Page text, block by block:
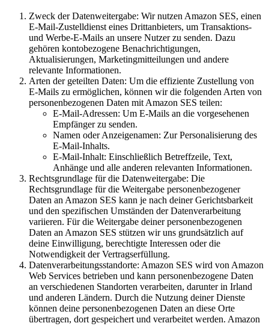
Zweck der Datenweitergabe: Wir nutzen Amazon SES, einen
E-Mail-Zustelldienst eines Drittanbieters, um Transaktions-
und Werbe-E-Mails an unsere Nutzer zu senden. Dazu
gehören kontobezogene Benachrichtigungen,
Aktualisierungen, Marketingmitteilungen und andere
relevante Informationen.
Arten der geteilten Daten: Um die effiziente Zustellung von
E-Mails zu ermöglichen, können wir die folgenden Arten von
personenbezogenen Daten mit Amazon SES teilen:
E-Mail-Adressen: Um E-Mails an die vorgesehenen
Empfänger zu senden.
Namen oder Anzeigenamen: Zur Personalisierung des
E-Mail-Inhalts.
E-Mail-Inhalt: Einschließlich Betreffzeile, Text,
Anhänge und alle anderen relevanten Informationen.
Rechtsgrundlage für die Datenweitergabe: Die
Rechtsgrundlage für die Weitergabe personenbezogener
Daten an Amazon SES kann je nach deiner Gerichtsbarkeit
und den spezifischen Umständen der Datenverarbeitung
variieren. Für die Weitergabe deiner personenbezogenen
Daten an Amazon SES stützen wir uns grundsätzlich auf
deine Einwilligung, berechtigte Interessen oder die
Notwendigkeit der Vertragserfüllung.
Datenverarbeitungsstandorte: Amazon SES wird von Amazon
Web Services betrieben und kann personenbezogene Daten
an verschiedenen Standorten verarbeiten, darunter in Irland
und anderen Ländern. Durch die Nutzung deiner Dienste
können deine personenbezogenen Daten an diese Orte
übertragen, dort gespeichert und verarbeitet werden. Amazon